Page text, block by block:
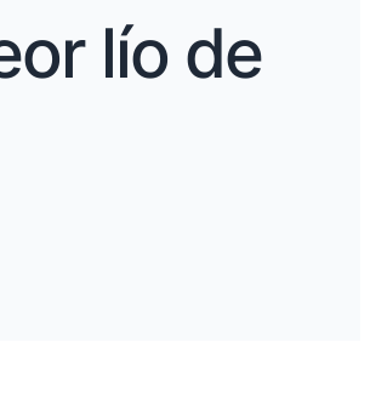
lío de